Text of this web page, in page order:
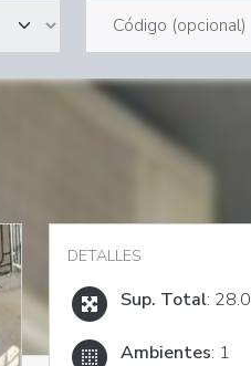
DETALLES
Sup. Total:
Ambientes: 1